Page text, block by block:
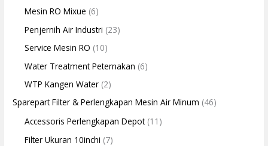
Mesin RO Mixue (6)
Penjernih Air Industri (23)
Service Mesin RO (10)
Water Treatment Peternakan (6)
WTP Kangen Water (2)
Sparepart Filter & Perlengkapan Mesin Air Minum (46)
Accessoris Perlengkapan Depot(11)
Filter Ukuran 10inchi (7)